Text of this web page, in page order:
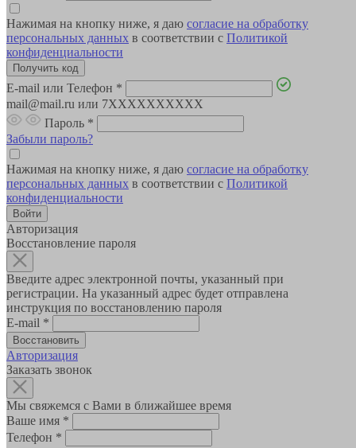
Нажимая на кнопку ниже, я даю согласие на обработку
персональных данных в соответствии с Политикой
конфиденциальности
E-mail или Телефон *
mail@mail.ru или 7XXXXXXXXXX
Пароль *
Забыли пароль?
Нажимая на кнопку ниже, я даю согласие на обработку
персональных данных в соответствии с Политикой
конфиденциальности
Авторизация
Восстановление пароля
Введите адрес электронной почты, указанный при
регистрации. На указанный адрес будет отправлена
инструкция по восстановлению пароля
E-mail *
Авторизация
Заказать звонок
Мы свяжемся с Вами в ближайшее время
Ваше имя *
Телефон *